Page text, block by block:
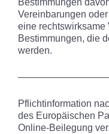
Bestimmungen
Vereinbarungen
eine rechtswirksame
Bestimmungen, die
werden.
Pflichtinformation
des Europäischen
Online-Beilegung